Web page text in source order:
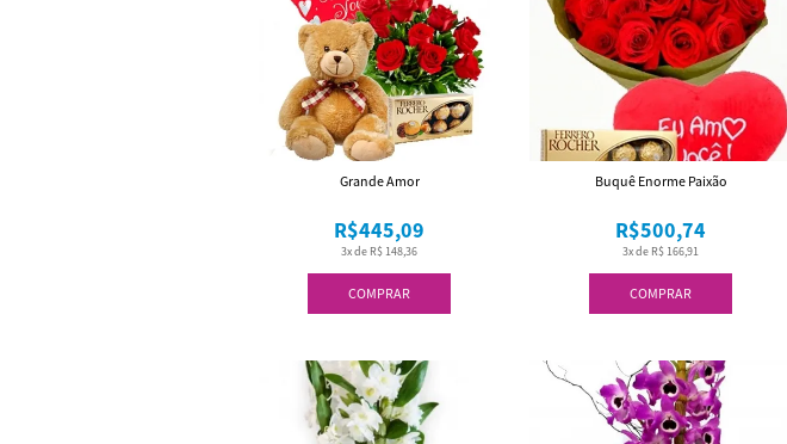
COMPRAR
3x de R$ 148,36
R$445,09
Grande Amor
COMPRAR
3x de R$ 166,91
R$500,74
Buquê Enorme Paixão